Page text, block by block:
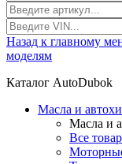
Назад к главному
моделям
Каталог AutoDubok
Масла и
Масла и
Все